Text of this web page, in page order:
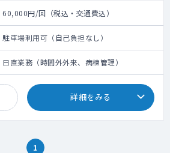
60,000円/回（税込・交通費込）
駐車場利用可（自己負担なし）
日直業務（時間外外来、病棟管理）
詳細をみる
1